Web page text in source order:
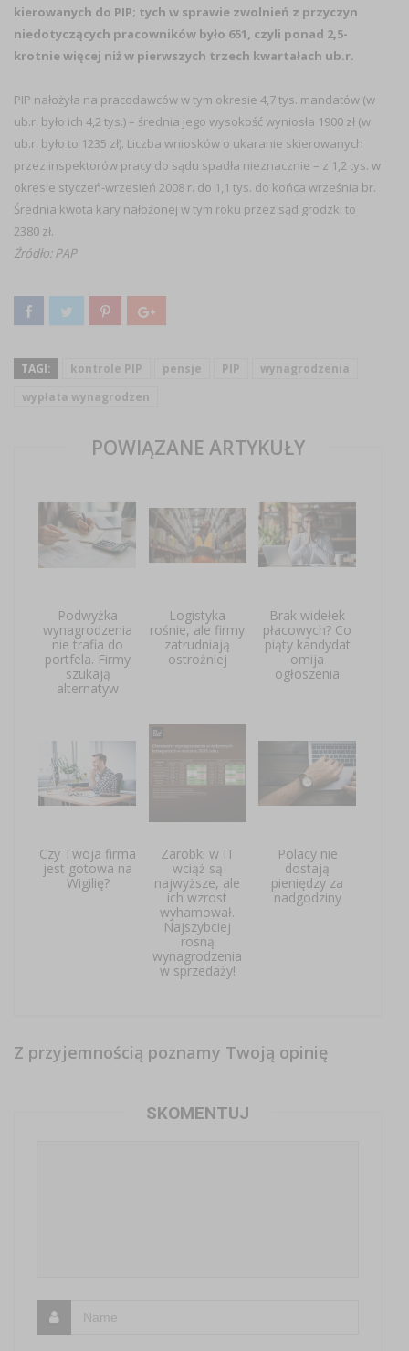
kierowanych do PIP; tych w sprawie zwolnień z przyczyn
niedotyczących pracowników było 651, czyli ponad 2,5-
krotnie więcej niż w pierwszych trzech kwartałach ub.r.
PIP nałożyła na pracodawców w tym okresie 4,7 tys. mandatów (w
ub.r. było ich 4,2 tys.) – średnia jego wysokość wyniosła 1900 zł (w
ub.r. było to 1235 zł). Liczba wniosków o ukaranie skierowanych
przez inspektorów pracy do sądu spadła nieznacznie – z 1,2 tys. w
okresie styczeń-wrzesień 2008 r. do 1,1 tys. do końca września br.
Średnia kwota kary nałożonej w tym roku przez sąd grodzki to
2380 zł.
Źródło: PAP
TAGI: kontrole PIP pensje PIP
wynagrodzenia
wypłata wynagrodzen
POWIĄZANE ARTYKUŁY
Podwyżka
wynagrodzenia
nie trafia do
portfela. Firmy
szukają
alternatyw
Logistyka
rośnie, ale firmy
zatrudniają
ostrożniej
Brak widełek
płacowych? Co
piąty kandydat
omija
ogłoszenia
Czy Twoja firma
jest gotowa na
Wigilię?
Zarobki w IT
wciąż są
najwyższe, ale
ich wzrost
wyhamował.
Najszybciej
rosną
wynagrodzenia
w sprzedaży!
Polacy nie
dostają
pieniędzy za
nadgodziny
Z przyjemnością poznamy Twoją opinię
SKOMENTUJ